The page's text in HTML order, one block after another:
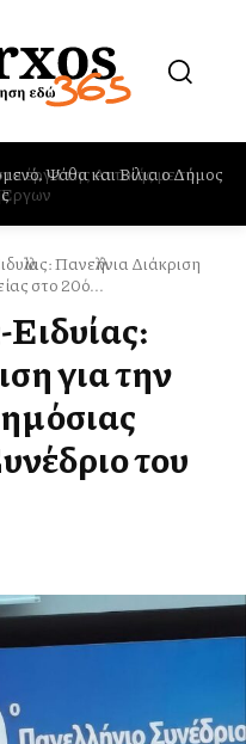
Ψάθα και Βίλια ο Δήμος
Πανελλήνια Διάκριση
στο 20ό...
για την
του